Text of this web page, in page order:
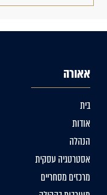
אאורה
בית
אודות
הנהלה
אסטרטגיה עסקית
מרכזים מסחריים